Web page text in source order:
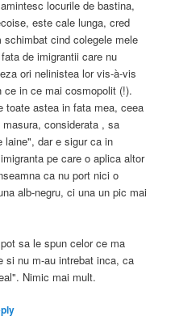
locurile de bastina,
este cale lunga, cred
cind colegele mele
de imigrantii care nu
ori nelinistea lor vis-à-vis
ce in ce mai cosmopolit (!).
toate astea in fata mea, ceea
considerata , sa
laine", dar e sigur ca in
pe care o aplica altor
ca nu port nici o
alb-negru, ci una un pic mai
sa le spun celor ce ma
si nu m-au intrebat inca, ca
Nimic mai mult.